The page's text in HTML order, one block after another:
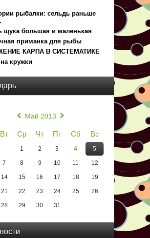
рыбалки: сельдь раньше
щука большая и маленькая
приманка для рыбы
КАРПА В СИСТЕМАТИКЕ
кружки
Май 2013
Вт Ср Чт Пт Сб Вс
1 2 3 4 5
7 8 9 10 11 12
14 15 16 17 18 19
21 22 23 24 25 26
28 29 30 31